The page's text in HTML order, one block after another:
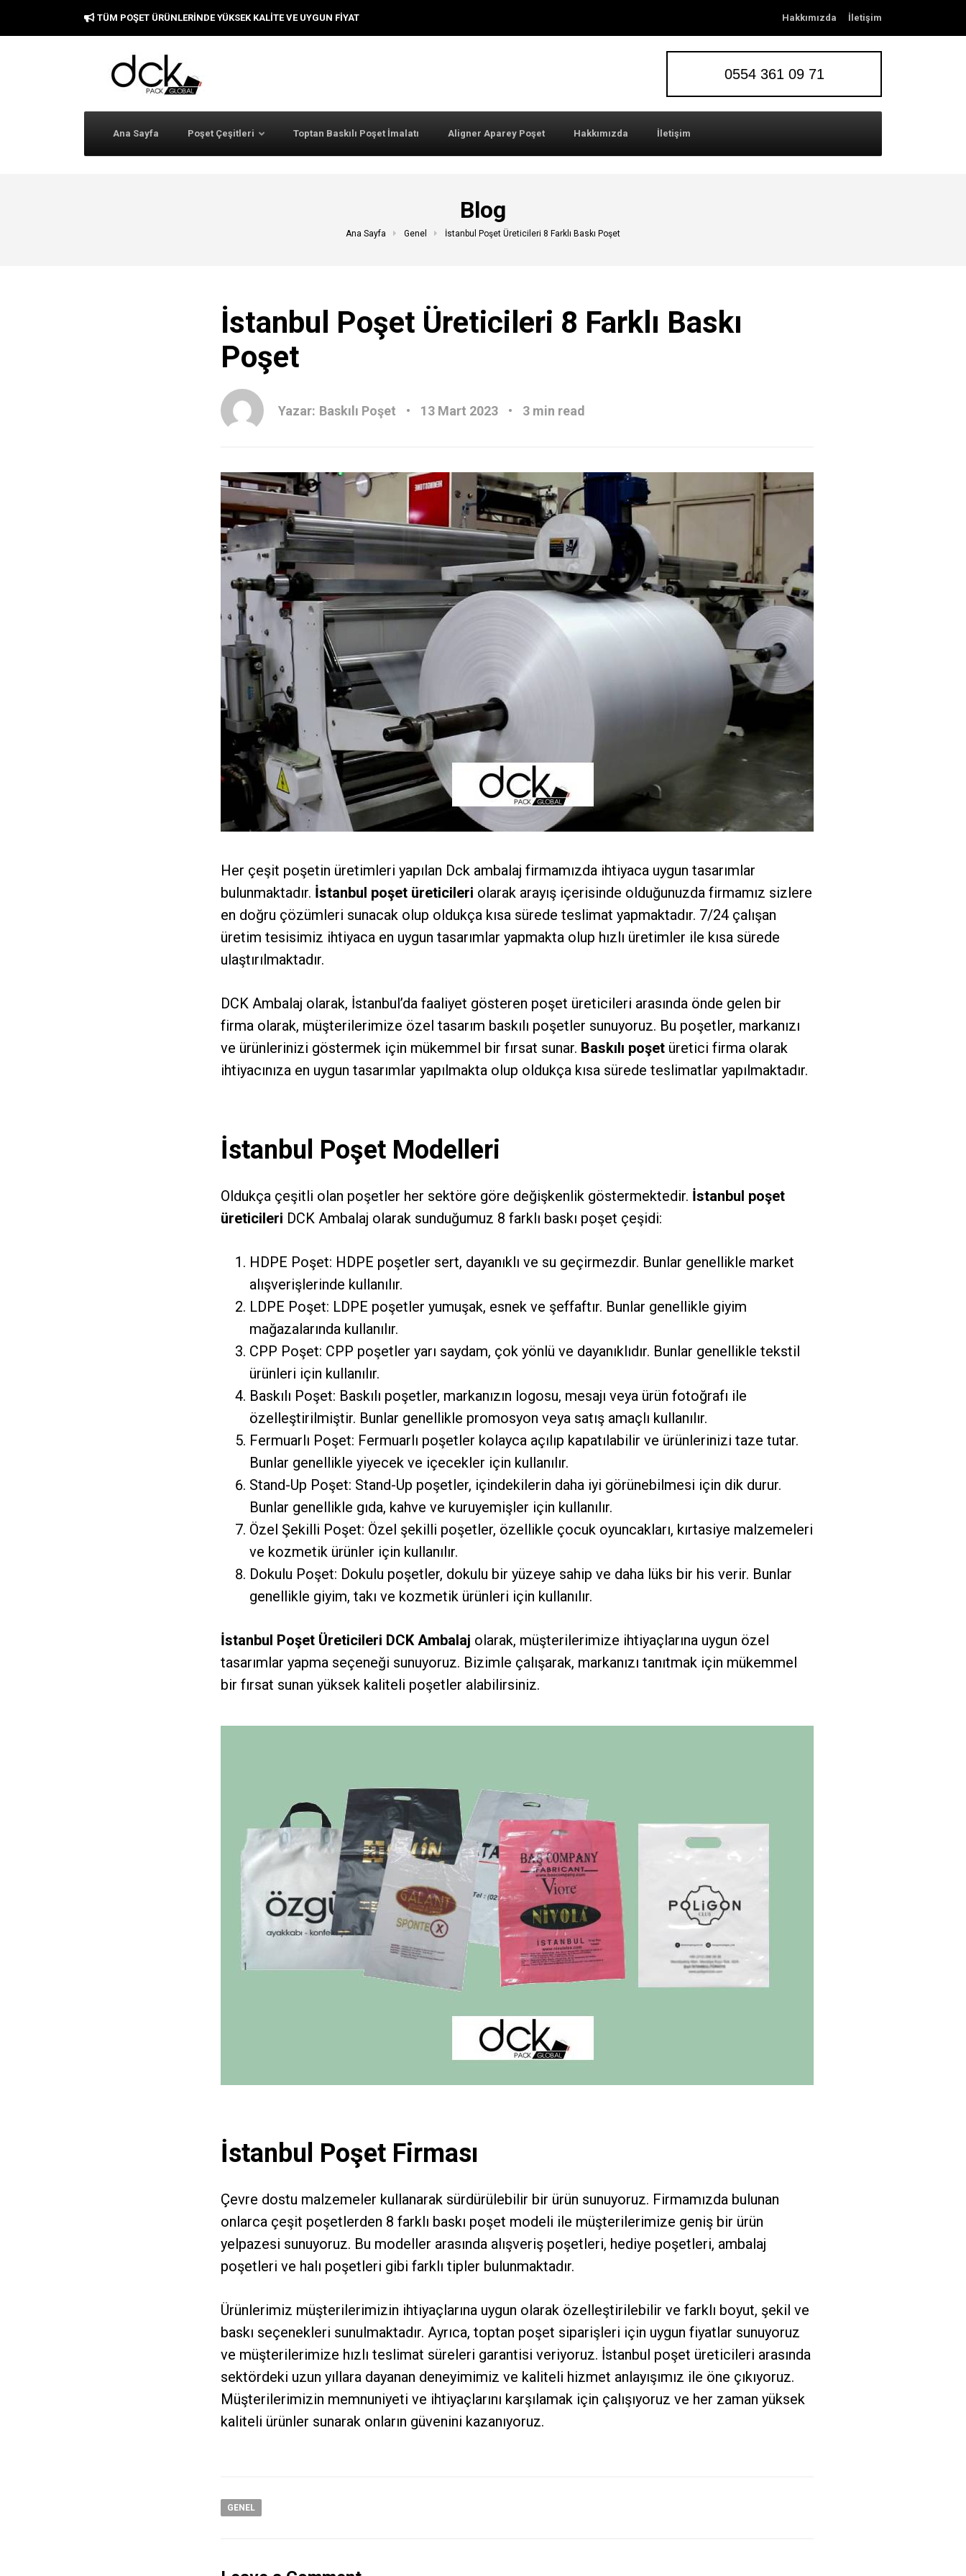
TÜM POŞET ÜRÜNLERINDE YÜKSEK KALITE VE UYGUN FIYAT Hakkımızda İletişim
0554 361 09 71
Ana Sayfa Poşet Çeşitleri Toptan Baskılı Poşet İmalatı Aligner Aparey Poşet Hakkımızda İletişim
Blog
Ana Sayfa Genel İstanbul Poşet Üreticileri 8 Farklı Baskı Poşet
İstanbul Poşet Üreticileri 8 Farklı Baskı
Poşet
Yazar: Baskılı Poşet 13 Mart 2023 3 min read
Her çeşit poşetin üretimleri yapılan Dck ambalaj firmamızda ihtiyaca uygun tasarımlar
bulunmaktadır. İstanbul poşet üreticileri olarak arayış içerisinde olduğunuzda firmamız sizlere
en doğru çözümleri sunacak olup oldukça kısa sürede teslimat yapmaktadır. 7/24 çalışan
üretim tesisimiz ihtiyaca en uygun tasarımlar yapmakta olup hızlı üretimler ile kısa sürede
ulaştırılmaktadır.
DCK Ambalaj olarak, İstanbul’da faaliyet gösteren poşet üreticileri arasında önde gelen bir
firma olarak, müşterilerimize özel tasarım baskılı poşetler sunuyoruz. Bu poşetler, markanızı
ve ürünlerinizi göstermek için mükemmel bir fırsat sunar. Baskılı poşet üretici firma olarak
ihtiyacınıza en uygun tasarımlar yapılmakta olup oldukça kısa sürede teslimatlar yapılmaktadır.
İstanbul Poşet Modelleri
Oldukça çeşitli olan poşetler her sektöre göre değişkenlik göstermektedir. İstanbul poşet
üreticileri DCK Ambalaj olarak sunduğumuz 8 farklı baskı poşet çeşidi:
HDPE Poşet: HDPE poşetler sert, dayanıklı ve su geçirmezdir. Bunlar genellikle market
alışverişlerinde kullanılır.
LDPE Poşet: LDPE poşetler yumuşak, esnek ve şeffaftır. Bunlar genellikle giyim
mağazalarında kullanılır.
CPP Poşet: CPP poşetler yarı saydam, çok yönlü ve dayanıklıdır. Bunlar genellikle tekstil
ürünleri için kullanılır.
Baskılı Poşet: Baskılı poşetler, markanızın logosu, mesajı veya ürün fotoğrafı ile
özelleştirilmiştir. Bunlar genellikle promosyon veya satış amaçlı kullanılır.
Fermuarlı Poşet: Fermuarlı poşetler kolayca açılıp kapatılabilir ve ürünlerinizi taze tutar.
Bunlar genellikle yiyecek ve içecekler için kullanılır.
Stand-Up Poşet: Stand-Up poşetler, içindekilerin daha iyi görünebilmesi için dik durur.
Bunlar genellikle gıda, kahve ve kuruyemişler için kullanılır.
Özel Şekilli Poşet: Özel şekilli poşetler, özellikle çocuk oyuncakları, kırtasiye malzemeleri
ve kozmetik ürünler için kullanılır.
Dokulu Poşet: Dokulu poşetler, dokulu bir yüzeye sahip ve daha lüks bir his verir. Bunlar
genellikle giyim, takı ve kozmetik ürünleri için kullanılır.
İstanbul Poşet Üreticileri DCK Ambalaj olarak, müşterilerimize ihtiyaçlarına uygun özel
tasarımlar yapma seçeneği sunuyoruz. Bizimle çalışarak, markanızı tanıtmak için mükemmel
bir fırsat sunan yüksek kaliteli poşetler alabilirsiniz.
İstanbul Poşet Firması
Çevre dostu malzemeler kullanarak sürdürülebilir bir ürün sunuyoruz. Firmamızda bulunan
onlarca çeşit poşetlerden 8 farklı baskı poşet modeli ile müşterilerimize geniş bir ürün
yelpazesi sunuyoruz. Bu modeller arasında alışveriş poşetleri, hediye poşetleri, ambalaj
poşetleri ve halı poşetleri gibi farklı tipler bulunmaktadır.
Ürünlerimiz müşterilerimizin ihtiyaçlarına uygun olarak özelleştirilebilir ve farklı boyut, şekil ve
baskı seçenekleri sunulmaktadır. Ayrıca, toptan poşet siparişleri için uygun fiyatlar sunuyoruz
ve müşterilerimize hızlı teslimat süreleri garantisi veriyoruz. İstanbul poşet üreticileri arasında
sektördeki uzun yıllara dayanan deneyimimiz ve kaliteli hizmet anlayışımız ile öne çıkıyoruz.
Müşterilerimizin memnuniyeti ve ihtiyaçlarını karşılamak için çalışıyoruz ve her zaman yüksek
kaliteli ürünler sunarak onların güvenini kazanıyoruz.
GENEL